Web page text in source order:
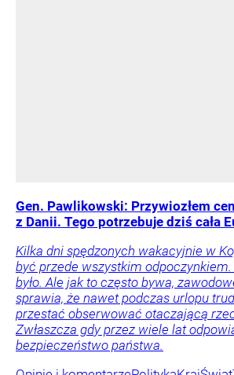
Gen. Pawlikowski: Przywiozłem
z Danii. Tego potrzebuje dziś cała
Kilka dni spędzonych wakacyjnie w
być przede wszystkim
było. Ale jak to często bywa,
sprawia, że nawet podczas urlopu
przestać obserwować otaczającą
Zwłaszcza gdy przez wiele lat
bezpieczeństwo państwa.